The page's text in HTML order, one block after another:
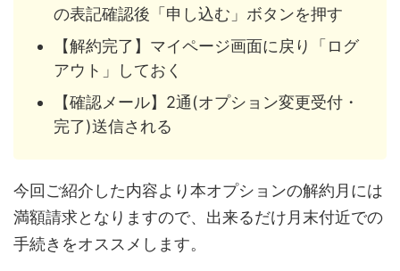
の表記確認後「申し込む」ボタンを押す
【解約完了】マイページ画面に戻り「ログ
アウト」しておく
【確認メール】2通(オプション変更受付・
完了)送信される
今回ご紹介した内容より本オプションの解約月には
満額請求となりますので、出来るだけ月末付近での
手続きをオススメします。